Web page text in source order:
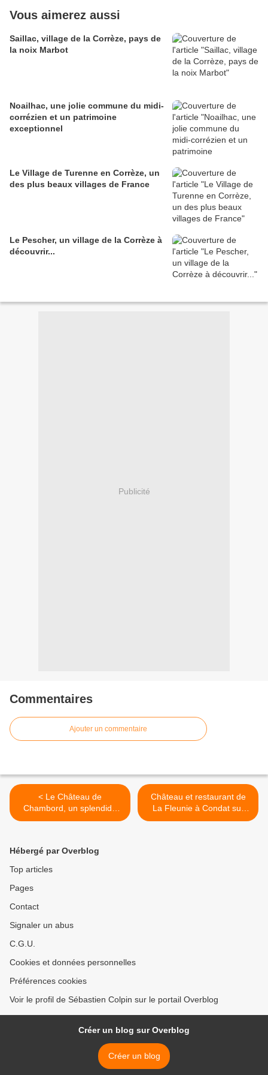
Vous aimerez aussi
Saillac, village de la Corrèze, pays de
la noix Marbot
Noailhac, une jolie commune du midi-
corrézien et un patrimoine
exceptionnel
Le Village de Turenne en Corrèze, un
des plus beaux villages de France
Le Pescher, un village de la Corrèze à
découvrir...
Publicité
Commentaires
Ajouter un commentaire
< Le Château de
Chambord, un splendide
palais renaissance
Château et restaurant de
La Fleunie à Condat sur
Vézère en Dordogne >
Hébergé par Overblog
Top articles
Pages
Contact
Signaler un abus
C.G.U.
Cookies et données personnelles
Préférences cookies
Voir le profil de Sébastien Colpin sur le portail Overblog
Créer un blog sur Overblog
Créer un blog